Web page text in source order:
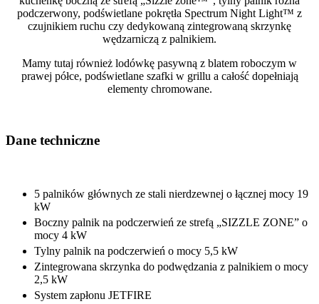
podczerwony, podświetlane pokrętła Spectrum Night Light™ z
czujnikiem ruchu czy dedykowaną zintegrowaną skrzynkę
wędzarniczą z palnikiem.
Mamy tutaj również lodówkę pasywną z blatem roboczym w
prawej półce, podświetlane szafki w grillu a całość dopełniają
elementy chromowane.
Dane techniczne
5 palników głównych ze stali nierdzewnej o łącznej mocy 19
kW
Boczny palnik na podczerwień ze strefą „SIZZLE ZONE” o
mocy 4 kW
Tylny palnik na podczerwień o mocy 5,5 kW
Zintegrowana skrzynka do podwędzania z palnikiem o mocy
2,5 kW
System zapłonu JETFIRE